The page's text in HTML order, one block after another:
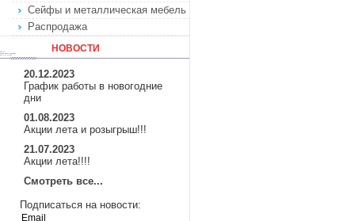
Сейфы и металлическая мебель
Распродажа
НОВОСТИ
20.12.2023
График работы в новогодние
дни
01.08.2023
Акции лета и розыгрыш!!!
21.07.2023
Акции лета!!!!
Смотреть все...
Подписаться на новости: